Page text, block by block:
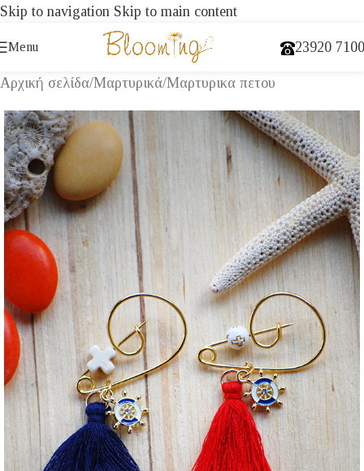
Skip to navigation Skip to main content
Menu 23920
Αρχική σελίδα/Μαρτυρικά/Μαρτυρικα πετου